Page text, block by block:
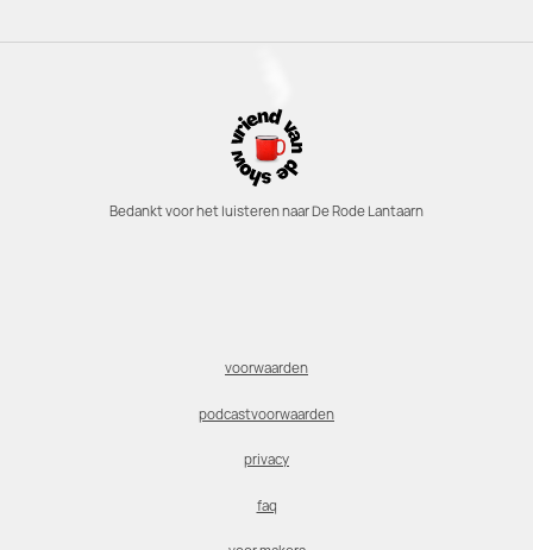
Bedankt voor het luisteren naar De Rode Lantaarn
voorwaarden
podcastvoorwaarden
privacy
faq